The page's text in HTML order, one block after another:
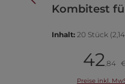
Kombitest
Inhalt: 20 Stück
42 84
Preise inkl.